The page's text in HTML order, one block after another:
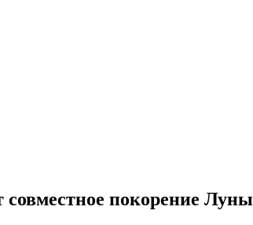
покорение Луны